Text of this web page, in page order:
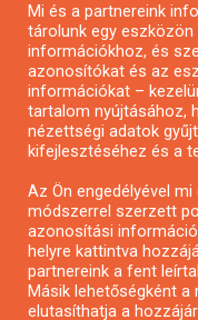
Pályázatírás civil
Pályázatírás
Pályázatfigyelés
Specifikus
Pályázatok
Pályázatok civil
Pályázatok
Mi és a partnereink
tárolunk egy
információkhoz, és
azonosítókat és az
információkat –
tartalom nyújtásához,
nézettségi adatok
kifejlesztéséhez és a
Az Ön engedélyével
módszerrel szerzett
azonosítási
helyre kattintva
partnereink a fent
Másik lehetőségként a
elutasíthatja a